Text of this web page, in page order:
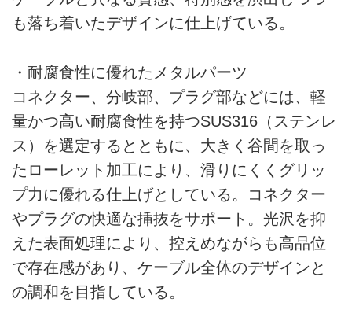
も落ち着いたデザインに仕上げている。
・耐腐食性に優れたメタルパーツ
コネクター、分岐部、プラグ部などには、軽
量かつ高い耐腐食性を持つSUS316（ステンレ
ス）を選定するとともに、大きく谷間を取っ
たローレット加工により、滑りにくくグリッ
プ力に優れる仕上げとしている。コネクター
やプラグの快適な挿抜をサポート。光沢を抑
えた表面処理により、控えめながらも高品位
で存在感があり、ケーブル全体のデザインと
の調和を目指している。